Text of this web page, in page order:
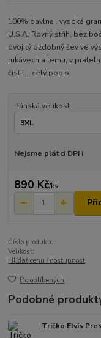
100% bavlna , vysoká
U.S.A. Rovný střih, bez
dvojitý ozdobný šev ve
rukávech a lemu, v
čistit... celý popis
Pánská velikost
Nejsme plátci DPH
890 Kč/ks
Číslo produktu:
Velikost:
Hlídat cenu / dostupnost
Do oblíbených
Podobné
Tričko Elvis